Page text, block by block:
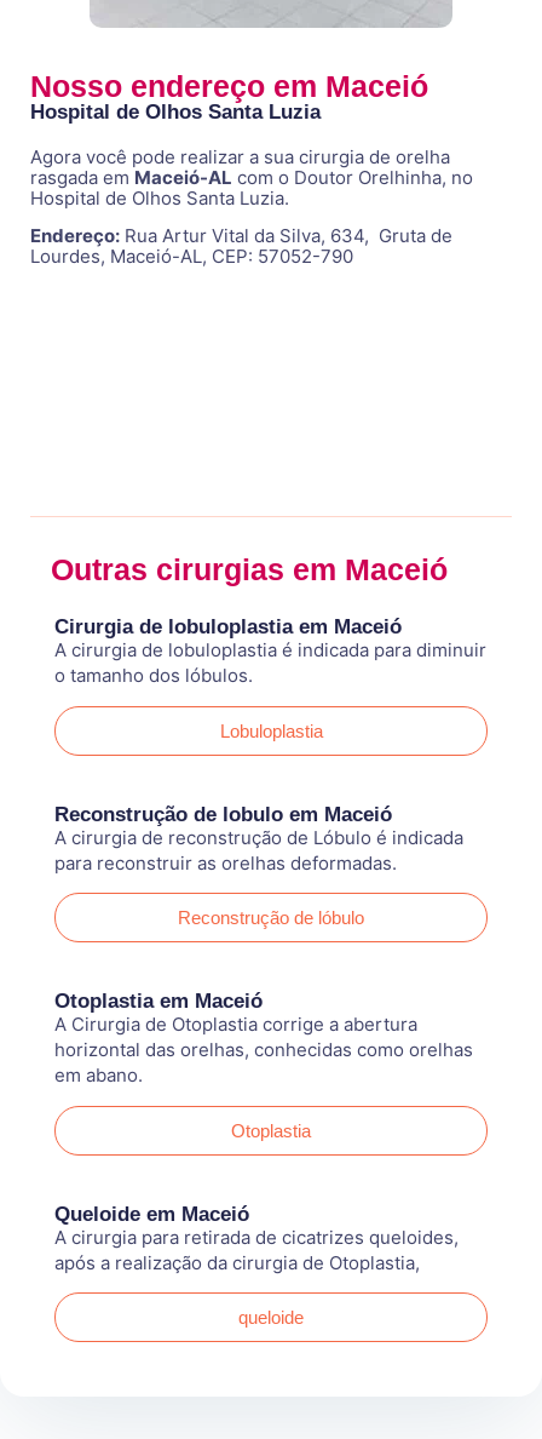
Nosso endereço em Maceió
Hospital de Olhos Santa Luzia
Agora você pode realizar a sua cirurgia de orelha
rasgada em Maceió-AL com o Doutor Orelhinha, no
Hospital de Olhos Santa Luzia.
Endereço: Rua Artur Vital da Silva, 634, Gruta de
Lourdes, Maceió-AL, CEP: 57052-790
Outras cirurgias em Maceió
Cirurgia de lobuloplastia em Maceió
A cirurgia de lobuloplastia é indicada para diminuir
o tamanho dos lóbulos.
Lobuloplastia
Reconstrução de lobulo em Maceió
A cirurgia de reconstrução de Lóbulo é indicada
para reconstruir as orelhas deformadas.
Reconstrução de lóbulo
Otoplastia em Maceió
A Cirurgia de Otoplastia corrige a abertura
horizontal das orelhas, conhecidas como orelhas
em abano.
Otoplastia
Queloide em Maceió
A cirurgia para retirada de cicatrizes queloides,
após a realização da cirurgia de Otoplastia,
queloide